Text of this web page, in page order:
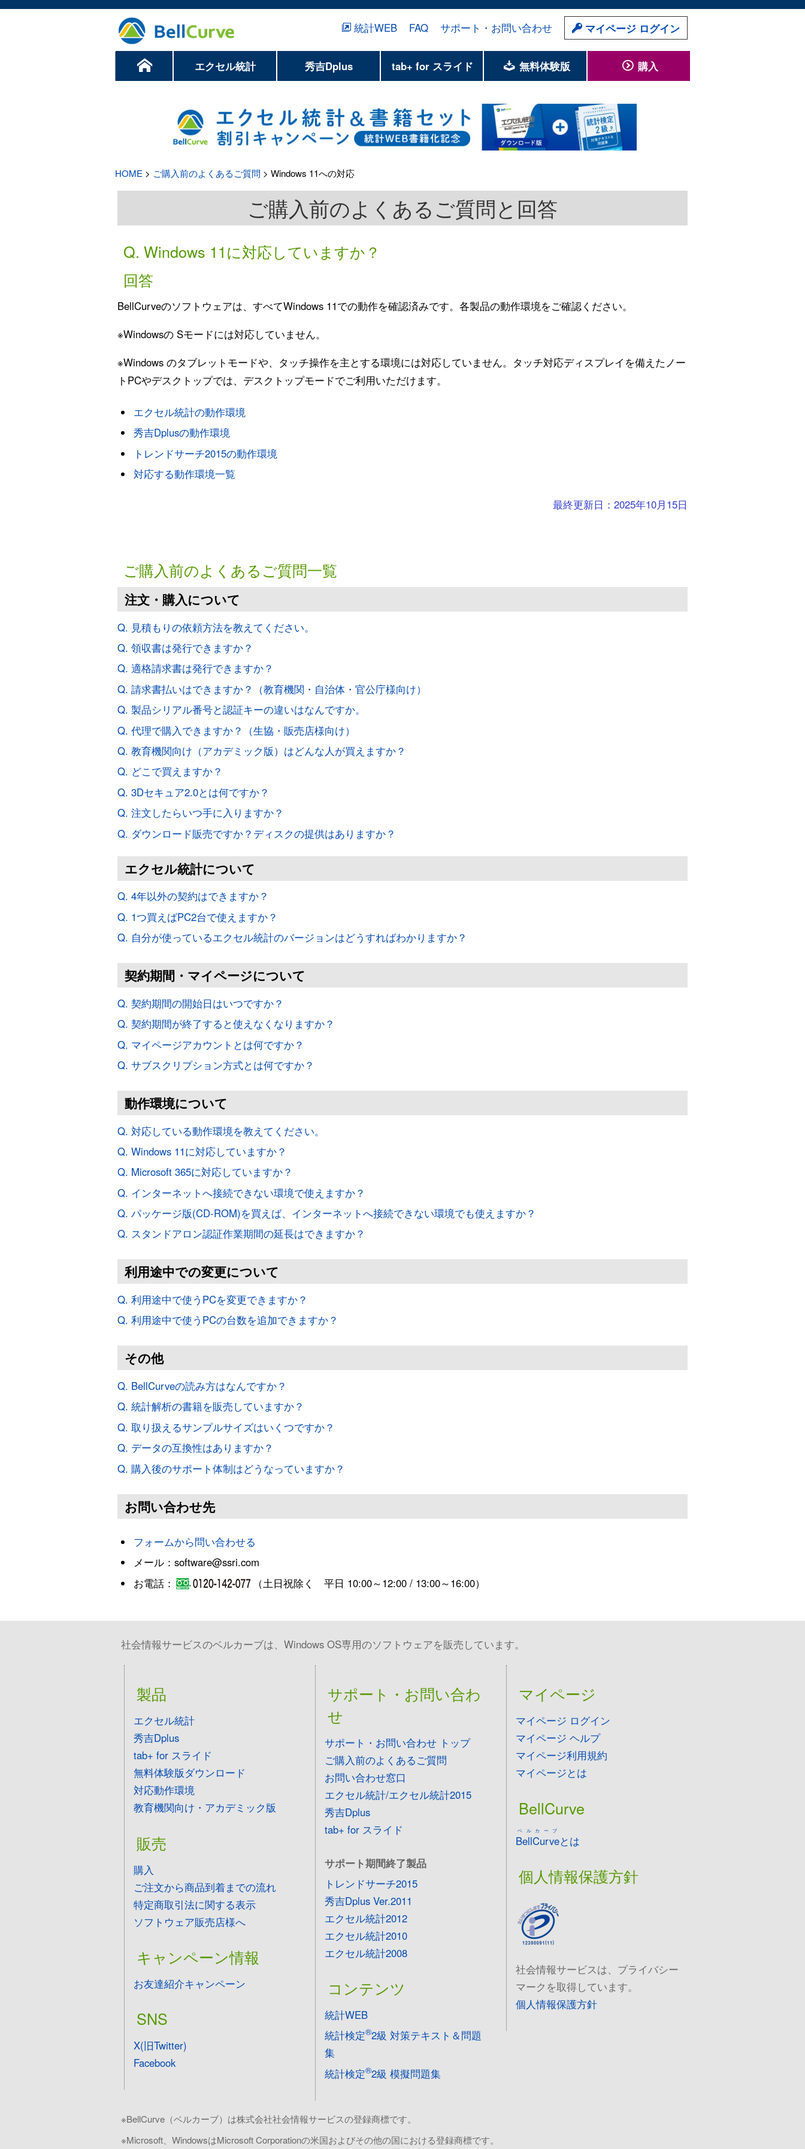
マイページ ログイン
サポート・お問い合わせ
FAQ
統計WEB
エクセル統計 秀吉Dplus tab+ for スライド 無料体験版 購入
HOME > ご購入前のよくあるご質問 > Windows 11への対応
ご購入前のよくあるご質問と回答
Q. Windows 11に対応していますか？
回答
BellCurveのソフトウェアは、すべてWindows 11での動作を確認済みです。各製品の動作環境をご確認ください。
※Windowsの Sモードには対応していません。
※Windows のタブレットモードや、タッチ操作を主とする環境には対応していません。タッチ対応ディスプレイを備えたノー
トPCやデスクトップでは、デスクトップモードでご利用いただけます。
エクセル統計の動作環境
秀吉Dplusの動作環境
トレンドサーチ2015の動作環境
対応する動作環境一覧
最終更新日：2025年10月15日
ご購入前のよくあるご質問一覧
注文・購入について
Q. 見積もりの依頼方法を教えてください。
Q. 領収書は発行できますか？
Q. 適格請求書は発行できますか？
Q. 請求書払いはできますか？（教育機関・自治体・官公庁様向け）
Q. 製品シリアル番号と認証キーの違いはなんですか。
Q. 代理で購入できますか？（生協・販売店様向け）
Q. 教育機関向け（アカデミック版）はどんな人が買えますか？
Q. どこで買えますか？
Q. 3Dセキュア2.0とは何ですか？
Q. 注文したらいつ手に入りますか？
Q. ダウンロード販売ですか？ディスクの提供はありますか？
エクセル統計について
Q. 4年以外の契約はできますか？
Q. 1つ買えばPC2台で使えますか？
Q. 自分が使っているエクセル統計のバージョンはどうすればわかりますか？
契約期間・マイページについて
Q. 契約期間の開始日はいつですか？
Q. 契約期間が終了すると使えなくなりますか？
Q. マイページアカウントとは何ですか？
Q. サブスクリプション方式とは何ですか？
動作環境について
Q. 対応している動作環境を教えてください。
Q. Windows 11に対応していますか？
Q. Microsoft 365に対応していますか？
Q. インターネットへ接続できない環境で使えますか？
Q. パッケージ版(CD-ROM)を買えば、インターネットへ接続できない環境でも使えますか？
Q. スタンドアロン認証作業期間の延長はできますか？
利用途中での変更について
Q. 利用途中で使うPCを変更できますか？
Q. 利用途中で使うPCの台数を追加できますか？
その他
Q. BellCurveの読み方はなんですか？
Q. 統計解析の書籍を販売していますか？
Q. 取り扱えるサンプルサイズはいくつですか？
Q. データの互換性はありますか？
Q. 購入後のサポート体制はどうなっていますか？
お問い合わせ先
フォームから問い合わせる
メール：software@ssri.com
お電話：
（土日祝除く 平日 10:00～12:00 / 13:00～16:00）
社会情報サービスのベルカーブは、Windows OS専用のソフトウェアを販売しています。
製品
エクセル統計
秀吉Dplus
tab+ for スライド
無料体験版ダウンロード
対応動作環境
教育機関向け・アカデミック版
販売
購入
ご注文から商品到着までの流れ
特定商取引法に関する表示
ソフトウェア販売店様へ
キャンペーン情報
お友達紹介キャンペーン
SNS
X(旧Twitter)
Facebook
サポート・お問い合わ
せ
サポート・お問い合わせ トップ
ご購入前のよくあるご質問
お問い合わせ窓口
エクセル統計/エクセル統計2015
秀吉Dplus
tab+ for スライド
サポート期間終了製品
トレンドサーチ2015
秀吉Dplus Ver.2011
エクセル統計2012
エクセル統計2010
エクセル統計2008
コンテンツ
統計WEB
統計検定®2級 対策テキスト＆問題
集
統計検定®2級 模擬問題集
マイページ
マイページ ログイン
マイページ ヘルプ
マイページ利用規約
マイページとは
BellCurve
BellCurve
ベルカーブ
とは
個人情報保護方針
社会情報サービスは、プライバシー
マークを取得しています。
個人情報保護方針
※BellCurve（ベルカーブ）は株式会社社会情報サービスの登録商標です。
※Microsoft、WindowsはMicrosoft Corporationの米国およびその他の国における登録商標です。